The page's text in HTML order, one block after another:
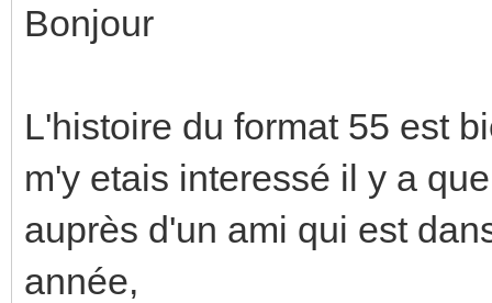
Bonjour
L'histoire du format 55 est
m'y etais interessé il y a
auprès d'un ami qui est
année,